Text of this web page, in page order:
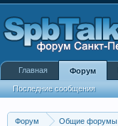
Форум Общие форумы
Главная Форум
Последние сообщения